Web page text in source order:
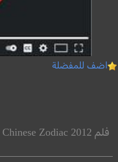
اضف للمفضلة